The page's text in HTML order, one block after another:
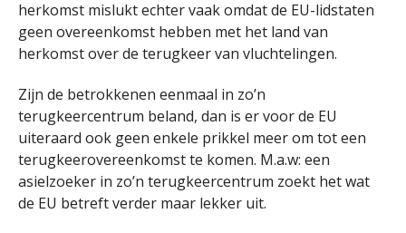
herkomst mislukt echter vaak omdat de EU-lidstaten
geen overeenkomst hebben met het land van
herkomst over de terugkeer van vluchtelingen.
Zijn de betrokkenen eenmaal in zo’n
terugkeercentrum beland, dan is er voor de EU
uiteraard ook geen enkele prikkel meer om tot een
terugkeerovereenkomst te komen. M.a.w: een
asielzoeker in zo’n terugkeercentrum zoekt het wat
de EU betreft verder maar lekker uit.